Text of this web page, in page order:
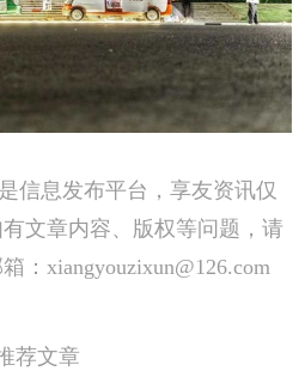
信息发布平台，享友资讯仅
文章内容、版权等问题，请
：xiangyouzixun@126.com
荐文章